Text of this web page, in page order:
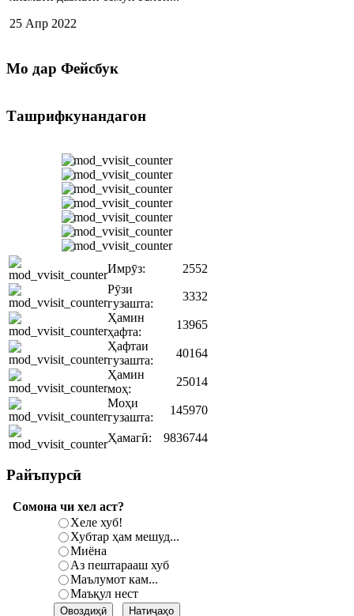
25 Апр 2022
Мо дар Фейсбук
Ташрифкунандагон
Имрӯз:
2552
Рӯзи
гузашта:
3332
Ҳамин
ҳафта:
13965
Ҳафтаи
гузашта:
40164
Ҳамин
моҳ:
25014
Моҳи
гузашта:
145970
Ҳамагӣ: 9836744
Райъпурсӣ
Сомона чи хел аст?
Хеле хуб!
Хубтар ҳам мешуд...
Миёна
Аз пештарааш хуб
Маълумот кам...
Маъқул нест